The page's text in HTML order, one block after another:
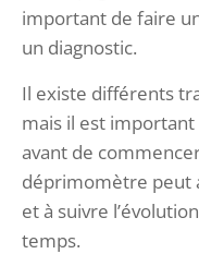
important de faire
un diagnostic.
Il existe différents
mais il est
avant de
déprimomètre peut
et à suivre
temps.